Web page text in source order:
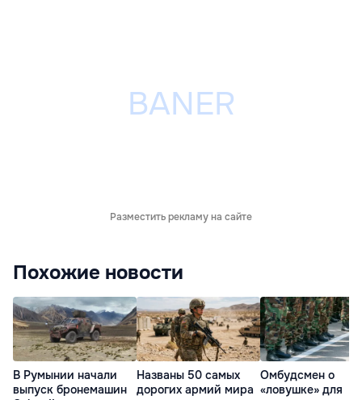
Разместить рекламу на сайте
Похожие новости
В Румынии начали
выпуск бронемашин
Названы 50 самых
дорогих армий мира
Омбудсмен о
«ловушке» для